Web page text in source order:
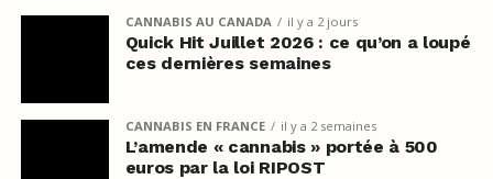
CANNABIS AU CANADA il y a 2 jours
Quick Hit Juillet 2026 : ce qu’on a loupé
ces dernières semaines
CANNABIS EN FRANCE il y a 2 semaines
L’amende « cannabis » portée à 500
euros par la loi RIPOST